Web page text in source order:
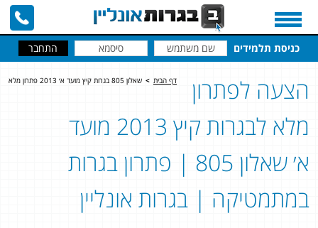
כניסת תלמידים
דף הבית > שאלון 805 בגרות קיץ מועד א׳ 2013 פתרון מלא
הצעה לפתרון
מלא לבגרות קיץ 2013 מועד
א׳ שאלון 805 | פתרון בגרות
במתמטיקה | בגרות אונליין